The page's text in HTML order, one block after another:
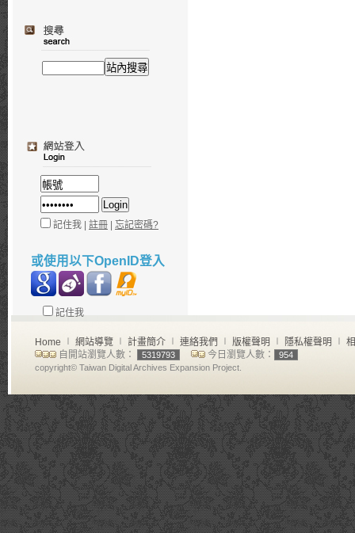
記住我 | 註冊 | 忘記密碼?
或使用以下OpenID登入
記住我
Home ∣ 網站導覽 ∣ 計畫簡介 ∣ 連絡我們 ∣ 版權聲明 ∣ 隱私權聲明 ∣
自開站瀏覽人數：
5319793 今日瀏覽人數：
954
copyright© Taiwan Digital Archives Expansion Project.